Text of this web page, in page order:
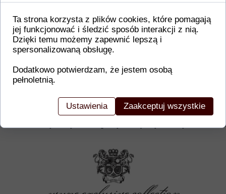
Dodatkowe informacje o produkcie
W tej sekcji warto umieścić istotne informacje,
gwarancji, zalecenia dotyczące montażu/
certyfikaty lub nagrody. Dzięki tym danym
Ta strona korzysta z plików cookies, które pomagają
jej funkcjonować i śledzić sposób interakcji z nią.
Dzięki temu możemy zapewnić lepszą i
spersonalizowaną obsługę.
Dodatkowo potwierdzam, że jestem osobą
pełnoletnią.
Ustawienia Zaakceptuj wszystkie